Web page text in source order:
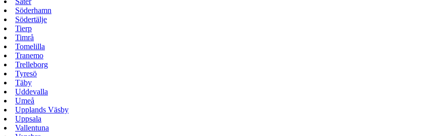
Söderhamn
Södertälje
Tierp
Timrå
Tomelilla
Tranemo
Trelleborg
Tyresö
Täby
Uddevalla
Umeå
Upplands Väsby
Uppsala
Vallentuna